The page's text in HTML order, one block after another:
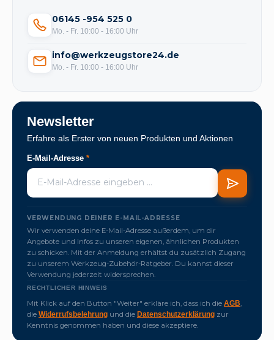
06145 -954 525 0
Mo. - Fr. 10:00 - 16:00 Uhr
info@werkzeugstore24.de
Mo. - Fr. 10:00 - 16:00 Uhr
Newsletter
Erfahre als Erster von neuen Produkten und Aktionen
E-Mail-Adresse *
VERWENDUNG DEINER E-MAIL-ADRESSE
Wir verwenden deine E-Mail-Adresse außerdem, um dir
Angebote und Infos zu unseren eigenen, ähnlichen Produkten
zu schicken. Mit der Anmeldung erhältst du zusätzlich Zugang
zu unserem Werkzeug-Zubehör-Ratgeber. Du kannst dieser
Verwendung jederzeit widersprechen.
RECHTLICHER HINWEIS
Mit Klick auf den Button "Weiter" erkläre ich, dass ich die AGB
die Widerrufsbelehrung und die Datenschutzerklärung zur
Kenntnis genommen haben und diese akzeptiere.